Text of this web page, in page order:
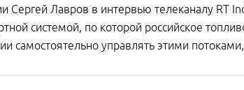
Сергей Лавров в интервью телеканалу RT
системой, по которой российское
самостоятельно управлять этими